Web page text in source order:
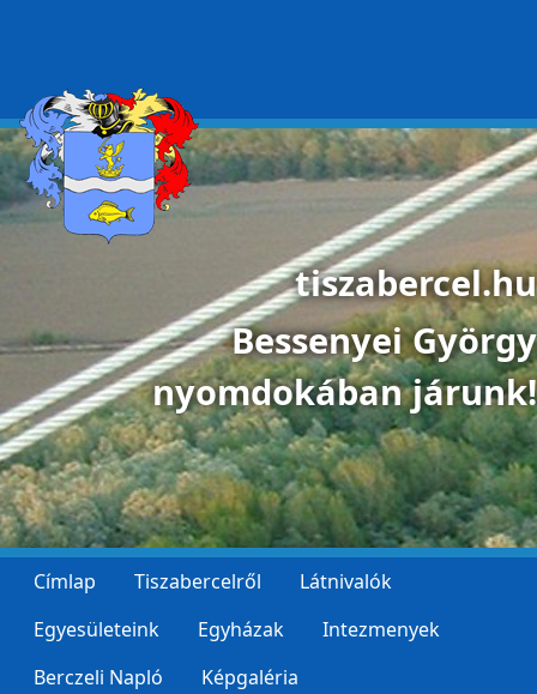
tiszabercel.hu
Bessenyei György
nyomdokában járunk!
Címlap Tiszabercelről
Látnivalók
Egyesületeink
Egyházak
Intezmenyek
Berczeli Napló
Képgaléria